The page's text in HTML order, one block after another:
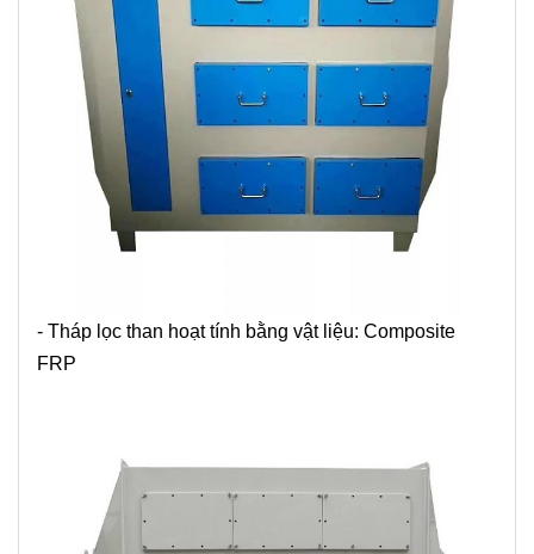
- Tháp lọc than hoạt tính bằng vật liệu: Composite
FRP